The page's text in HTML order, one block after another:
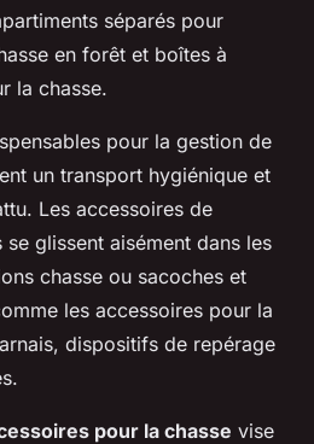
séparés pour
en forêt et boîtes à
la chasse.
pour la gestion de
un transport hygiénique et
Les accessoires de
glissent aisément dans les
chasse ou sacoches et
les accessoires pour la
dispositifs de repérage
pour la chasse vise